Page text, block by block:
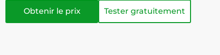
Obtenir le prix Tester gratuitement